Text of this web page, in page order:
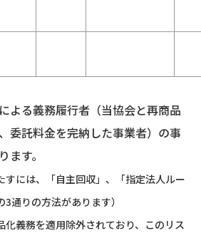
よる義務履行者（当協会と再商品
委託料金を完納した事業者）の事
す。
すには、「自主回収」、「指定法人ルー
通りの方法があります）
義務を適用除外されており、このリス